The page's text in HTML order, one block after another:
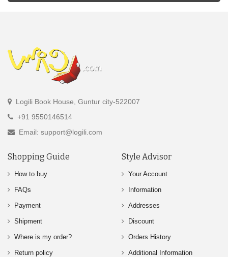
Logili Book House, Guntur city-522007
+91 9550146514
Email: support@logili.com
Shopping Guide
How to buy
FAQs
Payment
Shipment
Where is my order?
Return policy
Style Advisor
Your Account
Information
Addresses
Discount
Orders History
Additional Information